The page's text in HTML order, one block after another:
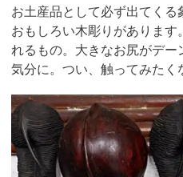
お土産品として必ず出てく
おもしろい木彫りがありま
れるもの。大きなお尻がデ
気分に。つい、触ってみたく